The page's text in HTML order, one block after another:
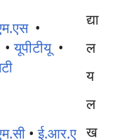
ल
ख
•
•यूपीटीयू•
•ई.आर.ए